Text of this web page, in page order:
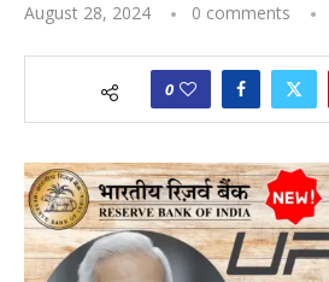
August 28, 2024 0 comments
0